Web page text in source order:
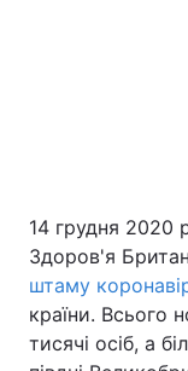
14 грудня 2020
Здоров'я
штаму
країни. Всього
тисячі осіб, а